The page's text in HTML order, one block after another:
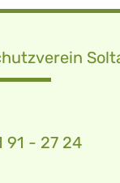
91 - 27 24